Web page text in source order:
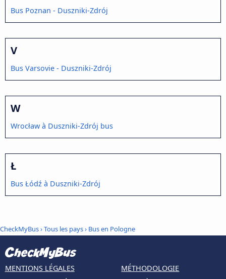
Bus Poznan - Duszniki-Zdrój
V
Bus Varsovie - Duszniki-Zdrój
W
Wrocław à Duszniki-Zdrój bus
Ł
Bus Łódź à Duszniki-Zdrój
CheckMyBus›Tous les pays› Bus en Pologne
MENTIONS LÉGALES
MÉTHODOLOGIE